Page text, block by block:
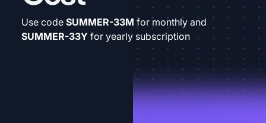
Use code SUMMER-33M for monthly and
SUMMER-33Y for yearly subscription